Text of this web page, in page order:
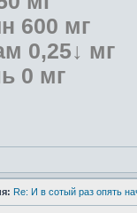
600 мг
0,25↓ мг
0 мг
Re: И в сотый раз опять